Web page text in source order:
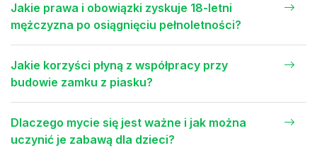
Jakie prawa i obowiązki zyskuje 18-letni
mężczyzna po osiągnięciu pełnoletności?
Jakie korzyści płyną z współpracy przy
budowie zamku z piasku?
Dlaczego mycie się jest ważne i jak można
uczynić je zabawą dla dzieci?